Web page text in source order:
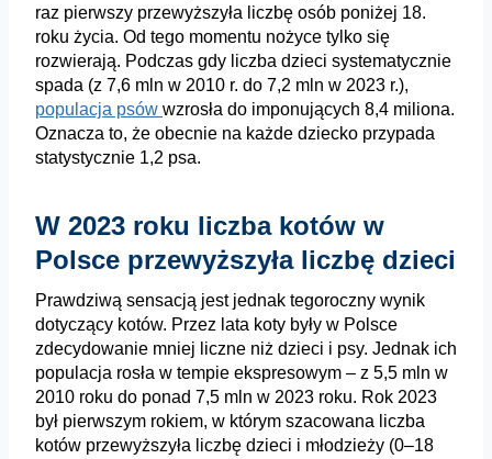
raz pierwszy przewyższyła liczbę osób poniżej 18.
roku życia. Od tego momentu nożyce tylko się
rozwierają. Podczas gdy liczba dzieci systematycznie
spada (z 7,6 mln w 2010 r. do 7,2 mln w 2023 r.),
populacja psów wzrosła do imponujących 8,4 miliona.
Oznacza to, że obecnie na każde dziecko przypada
statystycznie 1,2 psa.
W 2023 roku liczba kotów w
Polsce przewyższyła liczbę dzieci
Prawdziwą sensacją jest jednak tegoroczny wynik
dotyczący kotów. Przez lata koty były w Polsce
zdecydowanie mniej liczne niż dzieci i psy. Jednak ich
populacja rosła w tempie ekspresowym – z 5,5 mln w
2010 roku do ponad 7,5 mln w 2023 roku. Rok 2023
był pierwszym rokiem, w którym szacowana liczba
kotów przewyższyła liczbę dzieci i młodzieży (0–18